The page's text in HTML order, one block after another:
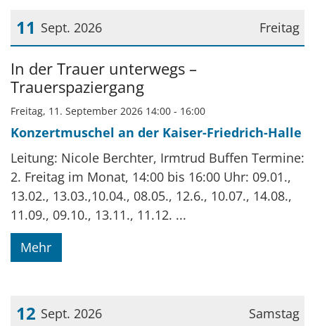
Freitag
11 Sept. 2026
Datum: 11. September 2026
In der Trauer unterwegs –
Trauerspaziergang
Freitag, 11. September 2026 14:00 - 16:00
Konzertmuschel an der Kaiser-Friedrich-Halle
Leitung: Nicole Berchter, Irmtrud Buffen Termine:
2. Freitag im Monat, 14:00 bis 16:00 Uhr: 09.01.,
13.02., 13.03.,10.04., 08.05., 12.6., 10.07., 14.08.,
11.09., 09.10., 13.11., 11.12. ...
Mehr
Samstag
12 Sept. 2026